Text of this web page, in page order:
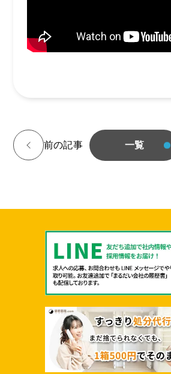
<
前の記事 一覧